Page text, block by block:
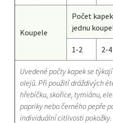
Koupele
Počet
jednu
1-2 2-4
Uvedené počty kapek se
olejů. Při použití dráždivých
hřebíčku, skořice, tymiánu,
papriky nebo černého pepře
individuální citlivosti pokožky.